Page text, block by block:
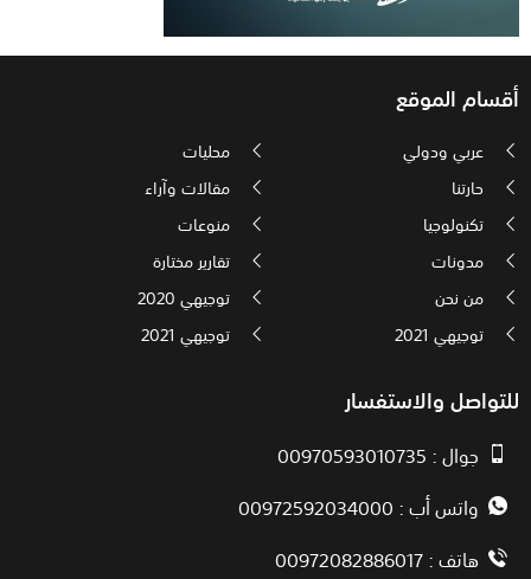
أقسام الموقع
عربي ودولي
محليات
حارتنا
مقالات وآراء
تكنولوجيا
منوعات
مدونات
تقارير مختارة
من نحن
توجيهي 2020
توجيهي 2021
توجيهي 2021
للتواصل والاستفسار
جوال : 00970593010735
واتس أب : 00972592034000
هاتف : 00972082886017